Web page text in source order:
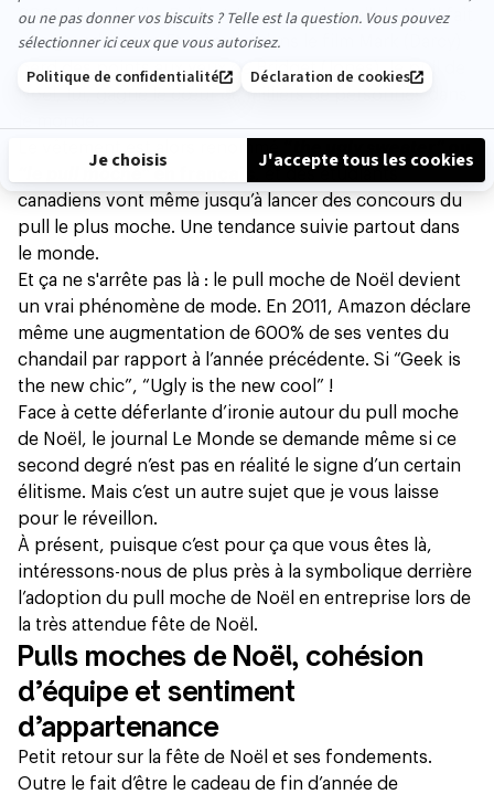
2001, dans le film Bridget Jones quele pull de Noël fait
son grand retour. Et même si dans le film Mark (Darcy)
perd des points aux yeux de Bridget (Jones), le pull de
Noël, lui, gagne le cœur de milliers de personnes dans
, et des étudiants
canadiens vont même jusqu’à lancer des concours du
pull le plus moche. Une tendance suivie partout dans
le monde.
Et ça ne s'arrête pas là : le pull moche de Noël devient
un vrai phénomène de mode. En 2011, Amazon déclare
même une augmentation de 600% de ses ventes du
chandail par rapport à l’année précédente. Si “Geek is
the new chic”, “Ugly is the new cool” !
Face à cette déferlante d’ironie autour du pull moche
de Noël, le journal
Le Monde se demande même si ce
second degré n’est pas en réalité le signe d’un certain
élitisme. Mais c’est un autre sujet que je vous laisse
pour le réveillon.
À présent, puisque c’est pour ça que vous êtes là,
intéressons-nous de plus près à la symbolique derrière
l’adoption du pull moche de Noël en entreprise lors de
la très attendue fête de Noël.
Pulls moches de Noël, cohésion
d’équipe et sentiment
d’appartenance
Petit retour sur la fête de Noël et ses fondements.
Outre le fait d’être le cadeau de fin d’année de